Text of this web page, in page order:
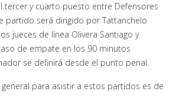
tercer y cuarto puesto entre Defensores
partido será dirigido por Tattanchelo
jueces de línea Olivera Santiago y
de empate en los 90 minutos
se definirá desde el punto penal.
para asistir a estos partidos es de